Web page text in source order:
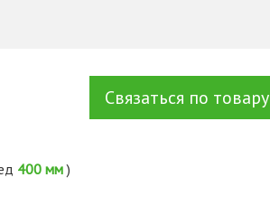
Связаться по товару
400 мм)